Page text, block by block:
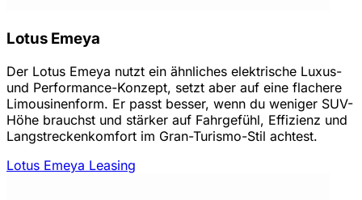
Lotus Emeya
Der Lotus Emeya nutzt ein ähnliches elektrische Luxus-
und Performance-Konzept, setzt aber auf eine flachere
Limousinenform. Er passt besser, wenn du weniger SUV-
Höhe brauchst und stärker auf Fahrgefühl, Effizienz und
Langstreckenkomfort im Gran-Turismo-Stil achtest.
Lotus Emeya Leasing